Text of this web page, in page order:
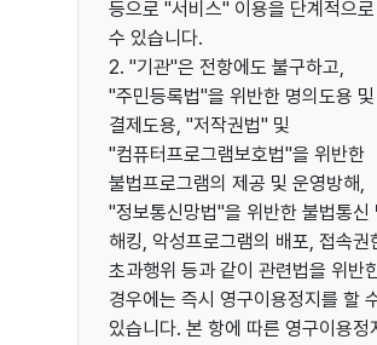
등으로 "서비스" 이용을 단계적으
수 있습니다.
2. "기관"은 전항에도 불구하고,
"주민등록법"을 위반한 명의도용 및
결제도용, "저작권법" 및
"컴퓨터프로그램보호법"을 위반한
불법프로그램의 제공 및 운영방해,
"정보통신망법"을 위반한 불법통신
해킹, 악성프로그램의 배포, 접속권
초과행위 등과 같이 관련법을 위반
경우에는 즉시 영구이용정지를 할
있습니다. 본 항에 따른 영구이용정